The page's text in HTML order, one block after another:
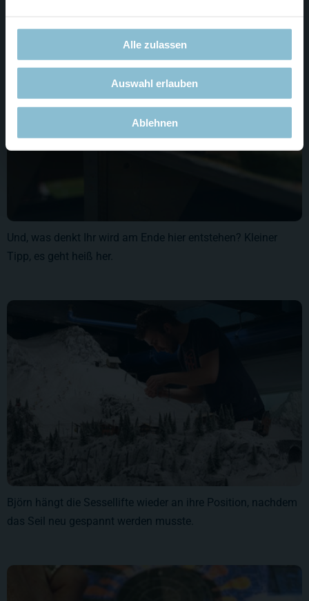
Alle zulassen
Auswahl erlauben
Ablehnen
Und, was denkt Ihr wird am Ende hier entstehen? Kleiner
Tipp, es geht heiß her.
Björn hängt die Sessellifte wieder an ihre Position, nachdem
das Seil neu gespannt werden musste.